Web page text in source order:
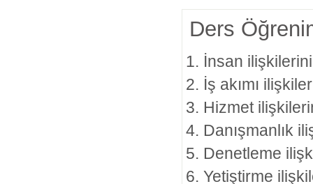
Ders
İnsan
İş akımı
Hizmet
Danışmanlık
Denetleme
Yetiştirme